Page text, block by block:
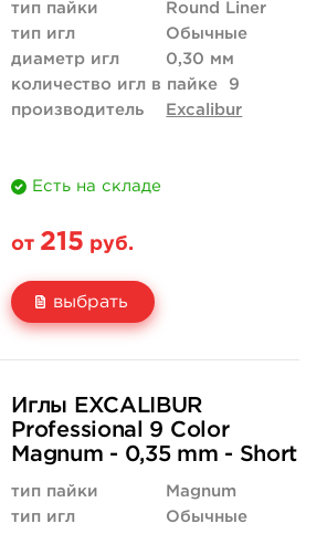
тип пайки
Round Liner
тип игл
Обычные
диаметр игл
0,30 мм
количество игл в пайке
9
производитель
Excalibur
Есть на складе
от 215 руб.
выбрать
215 руб.
купить
2 043 руб.
купить
Иглы EXCALIBUR
Professional 9 Color
Magnum - 0,35 mm - Short
тип пайки
Magnum
тип игл
Обычные